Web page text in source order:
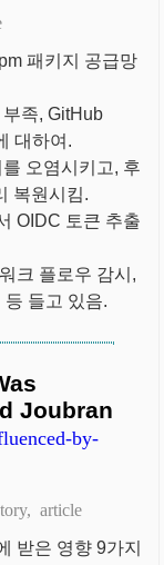
패키지 공급망
족, GitHub
대하여.
오염시키고, 후
복원시킴.
OIDC 토큰 추출
크 플로우 감시,
들고 있음.
Joubran
by-
article
받은 영향 9가지